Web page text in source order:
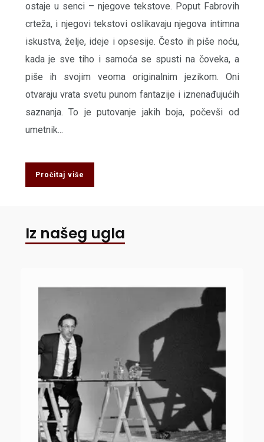
ostaje u senci – njegove tekstove. Poput Fabrovih
crteža, i njegovi tekstovi oslikavaju njegova intimna
iskustva, želje, ideje i opsesije. Često ih piše noću,
kada je sve tiho i samoća se spusti na čoveka, a
piše ih svojim veoma originalnim jezikom. Oni
otvaraju vrata svetu punom fantazije i iznenađujućih
saznanja. To je putovanje jakih boja, počevši od
umetnik...
Pročitaj više
Iz našeg ugla